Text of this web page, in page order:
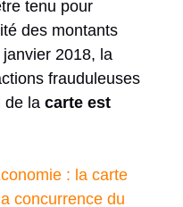
tenu pour
des montants
2018, la
frauduleuses
de la carte est
: la carte
concurrence du